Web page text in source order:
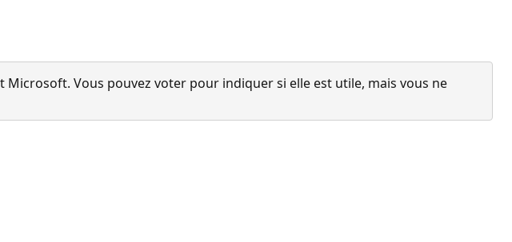
Vous pouvez voter pour indiquer si elle est utile, mais vous ne